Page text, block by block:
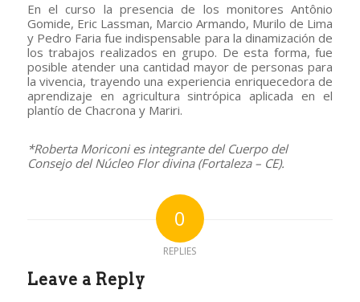
En el curso la presencia de los monitores Antônio
Gomide, Eric Lassman, Marcio Armando, Murilo de Lima
y Pedro Faria fue indispensable para la dinamización de
los trabajos realizados en grupo. De esta forma, fue
posible atender una cantidad mayor de personas para
la vivencia, trayendo una experiencia enriquecedora de
aprendizaje en agricultura sintrópica aplicada en el
plantío de Chacrona y Mariri.
*Roberta Moriconi es integrante del Cuerpo del
Consejo del Núcleo Flor divina (Fortaleza – CE).
0
REPLIES
Leave a Reply